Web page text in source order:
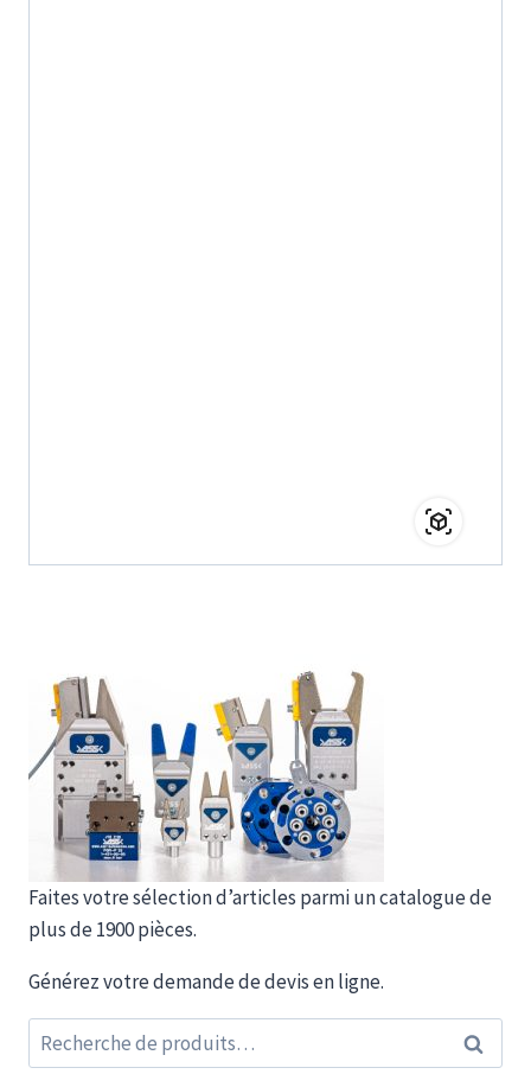
Faites votre sélection d’articles parmi un catalogue de
plus de 1900 pièces.
Générez votre demande de devis en ligne.
Recherche
pour :